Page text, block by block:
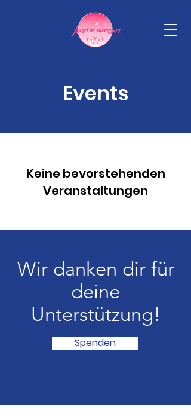
Events
Keine bevorstehenden
Veranstaltungen
Wir danken dir für
deine
Unterstützung!
Spenden